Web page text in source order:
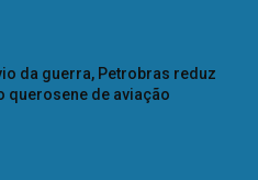
da guerra, Petrobras reduz
querosene de aviação